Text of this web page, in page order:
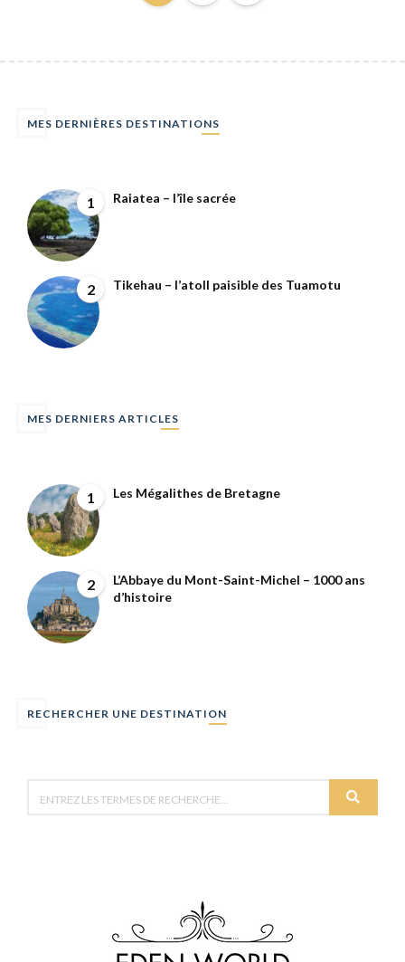
MES DERNIÈRES DESTINATIONS
1 Raiatea – l’île sacrée
2 Tikehau – l’atoll paisible des Tuamotu
MES DERNIERS ARTICLES
1 Les Mégalithes de Bretagne
2
L’Abbaye du Mont-Saint-Michel – 1000 ans
d’histoire
RECHERCHER UNE DESTINATION